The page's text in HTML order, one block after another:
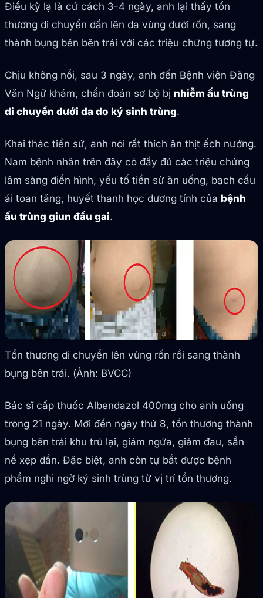
Điều kỳ lạ là cứ cách 3-4 ngày, anh lại thấy tổn
thương di chuyển dần lên da vùng dưới rốn, sang
thành bụng bên bên trái với các triệu chứng tương tự.
Chịu không nổi, sau 3 ngày, anh đến Bệnh viện Đặng
Văn Ngữ khám, chẩn đoán sơ bộ bị nhiễm ấu trùng
di chuyển dưới da do ký sinh trùng.
Khai thác tiền sử, anh nói rất thích ăn thịt ếch nướng.
Nam bệnh nhân trên đây có đầy đủ các triệu chứng
lâm sàng điển hình, yếu tố tiền sử ăn uống, bạch cầu
ái toan tăng, huyết thanh học dương tính của bệnh
ấu trùng giun đầu gai.
Tổn thương di chuyển lên vùng rốn rồi sang thành
bụng bên trái. (Ảnh: BVCC)
Bác sĩ cấp thuốc Albendazol 400mg cho anh uống
trong 21 ngày. Mới đến ngày thứ 8, tổn thương thành
bụng bên trái khu trú lại, giảm ngứa, giảm đau, sần
nề xẹp dần. Đặc biệt, anh còn tự bắt được bệnh
phẩm nghi ngờ ký sinh trùng từ vị trí tổn thương.